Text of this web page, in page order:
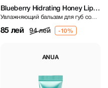
Blueberry Hidrating Honey Lip
Balm 10 ml
Увлажняющий бальзам для губ со
85 лей 94 лей
ANUA